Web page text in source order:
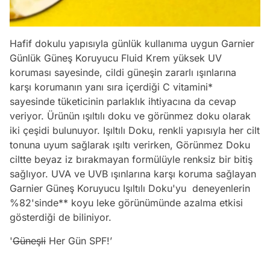
Hafif dokulu yapısıyla günlük kullanıma uygun Garnier
Günlük Güneş Koruyucu Fluid Krem yüksek UV
koruması sayesinde, cildi güneşin zararlı ışınlarına
karşı korumanın yanı sıra içerdiği C vitamini*
sayesinde tüketicinin parlaklık ihtiyacına da cevap
veriyor. Ürünün ışıltılı doku ve görünmez doku olarak
iki çeşidi bulunuyor. Işıltılı Doku, renkli yapısıyla her cilt
tonuna uyum sağlarak ışıltı verirken, Görünmez Doku
ciltte beyaz iz bırakmayan formülüyle renksiz bir bitiş
sağlıyor. UVA ve UVB ışınlarına karşı koruma sağlayan
Garnier Güneş Koruyucu Işıltılı Doku'yu deneyenlerin
%82'sinde** koyu leke görünümünde azalma etkisi
gösterdiği de biliniyor.
'Güneşli Her Gün SPF!’